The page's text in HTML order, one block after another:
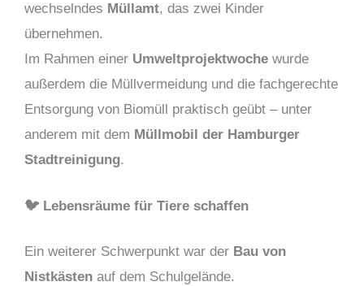
wechselndes Müllamt, das zwei Kinder
übernehmen.
Im Rahmen einer Umweltprojektwoche wurde
außerdem die Müllvermeidung und die fachgerechte
Entsorgung von Biomüll praktisch geübt – unter
anderem mit dem Müllmobil der Hamburger
Stadtreinigung.
🐦 Lebensräume für Tiere schaffen
Ein weiterer Schwerpunkt war der Bau von
Nistkästen auf dem Schulgelände.